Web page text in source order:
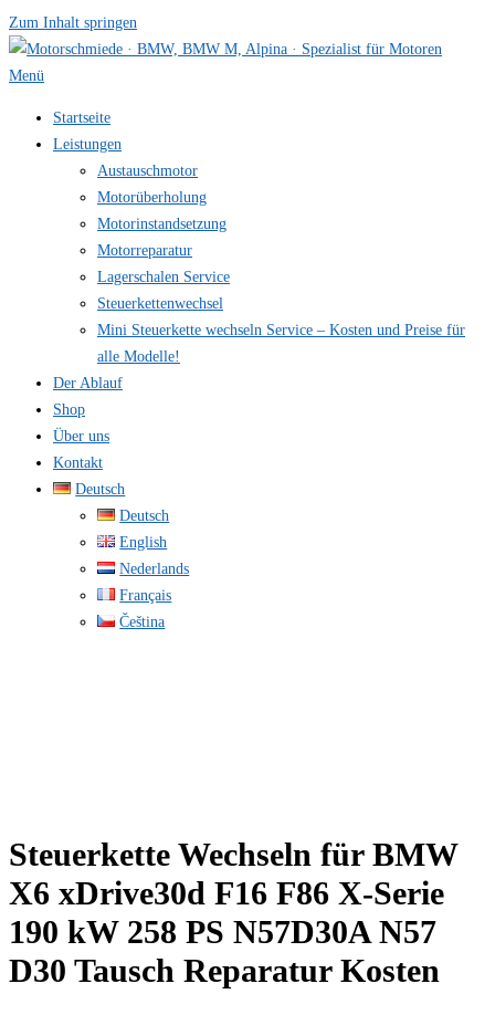
Zum Inhalt springen
Menü
Startseite
Leistungen
Austauschmotor
Motorüberholung
Motorinstandsetzung
Motorreparatur
Lagerschalen Service
Steuerkettenwechsel
Mini Steuer­kette wechseln Service – Kosten und Preise für
alle Modelle!
Der Ablauf
Shop
Über uns
Kontakt
Deutsch
Deutsch
English
Nederlands
Français
Čeština
Steuerkette Wechseln für BMW
X6 xDrive30d F16 F86 X-Serie
190 kW 258 PS N57D30A N57
D30 Tausch Reparatur Kosten